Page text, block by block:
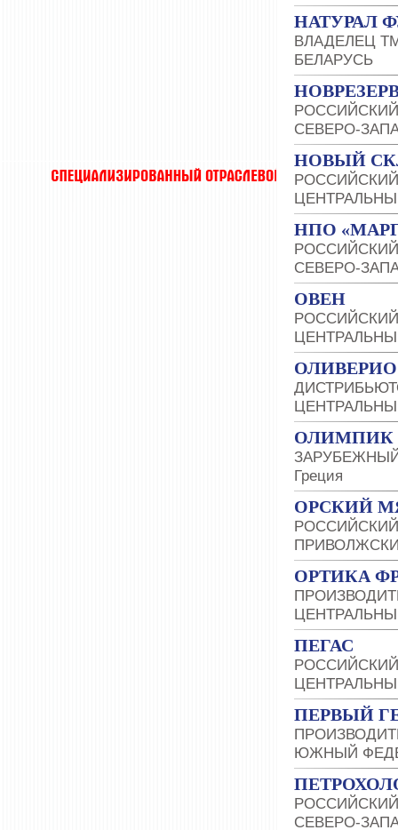
НАТУРАЛ
ВЛАДЕЛЕЦ
БЕЛАРУСЬ
СЕВЕРО-
НОВЫЙ
НПО
СЕВЕРО-
ОВЕН
ОЛИВЕРИО
ОЛИМПИК
Греция
ОРСКИЙ
ОРТИКА
ПЕГАС
ПЕРВЫЙ
ЮЖНЫЙ
СЕВЕРО-